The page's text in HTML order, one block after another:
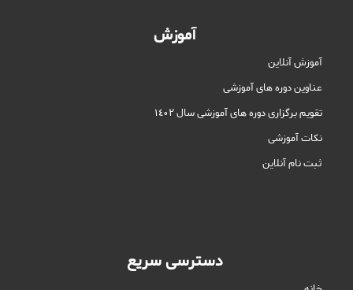
آموزش
آموزش آنلاین
عناوین دوره های آموزشی
تقویم برگزاری دوره های آموزشی سال ١٤٠٢
نکات آموزشی
ثبت نام آنلاین
دسترسی سریع